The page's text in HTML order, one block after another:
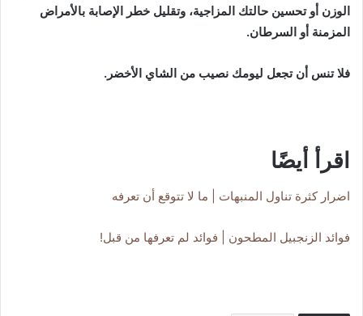
الوزن أو تحسين حالتك المزاجية، وتقليل خطر الإصابة بالأمراض
المزمنة أو السرطان.
فلا تنس أن تجعل ليومك نصيب من الشاي الأخضر.
اقرأ أيضًا
اضرار كثرة تناول المنبهات | ما لا تتوقع أن تعرفه
فوائد الزنجبيل المطحون | فوائد لم تعرفها من قبل!